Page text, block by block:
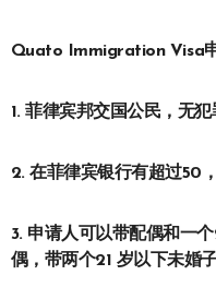
Quato Immigration Visa
1. 菲律宾邦交国公民，无犯
2. 在菲律宾银行有超过50
3. 申请人可以带配偶和一
偶，带两个21 岁以下未婚子